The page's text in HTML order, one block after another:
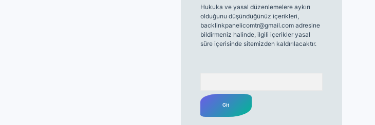
Hukuka ve yasal düzenlemelere aykırı
olduğunu düşündüğünüz içerikleri,
backlinkpanelicomtr@gmail.comadresine
bildirmeniz halinde, ilgili içerikler yasal
süre içerisinde sitemizden kaldırılacaktır.